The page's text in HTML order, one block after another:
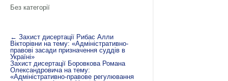
Без категорії
← Захист дисертації Рибас Алли
Вікторівни на тему: «Адміністративно-
правові засади призначення суддів в
Україні»
Захист дисертації Боровкова Романа
Олександровича на тему:
«Адміністративно-правове регулювання